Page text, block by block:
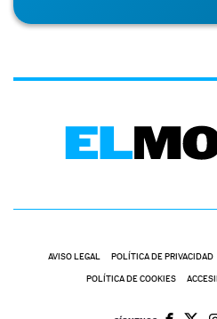
AVISO LEGAL POLÍTICA DE PRIVACIDAD
POLÍTICA DE COOKIES